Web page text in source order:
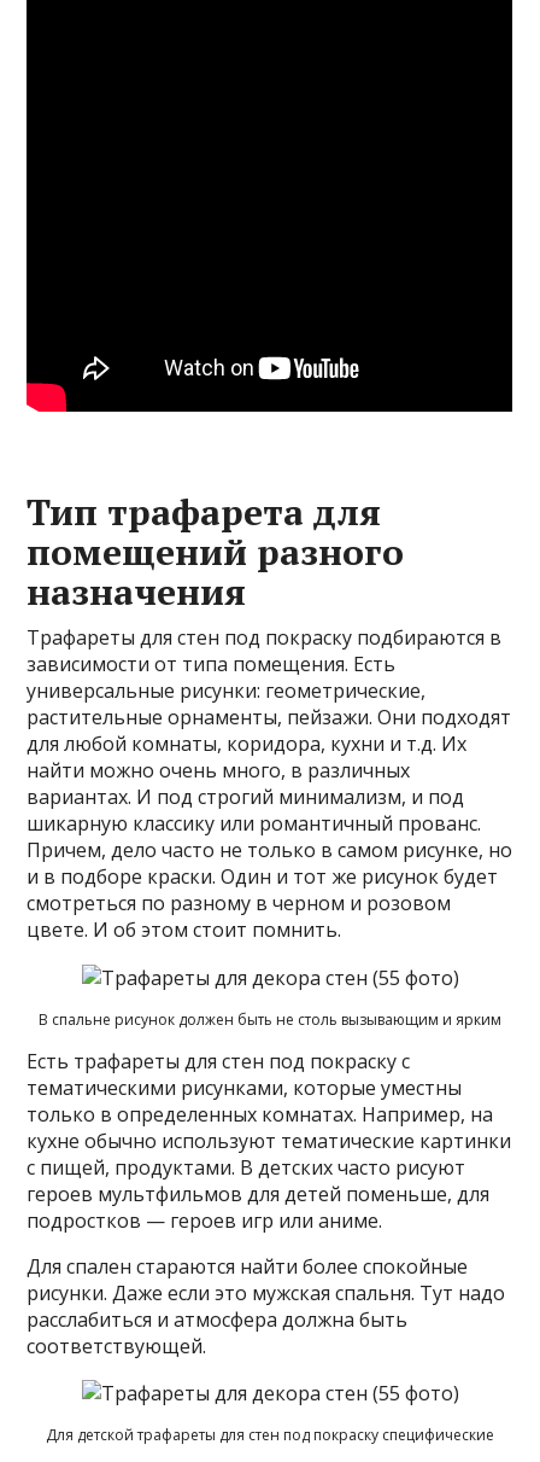
Тип трафарета для
помещений разного
назначения
Трафареты для стен под покраску подбираются в
зависимости от типа помещения. Есть
универсальные рисунки: геометрические,
растительные орнаменты, пейзажи. Они подходят
для любой комнаты, коридора, кухни и т.д. Их
найти можно очень много, в различных
вариантах. И под строгий минимализм, и под
шикарную классику или романтичный прованс.
Причем, дело часто не только в самом рисунке, но
и в подборе краски. Один и тот же рисунок будет
смотреться по разному в черном и розовом
цвете. И об этом стоит помнить.
В спальне рисунок должен быть не столь вызывающим и ярким
Есть трафареты для стен под покраску с
тематическими рисунками, которые уместны
только в определенных комнатах. Например, на
кухне обычно используют тематические картинки
с пищей, продуктами. В детских часто рисуют
героев мультфильмов для детей поменьше, для
подростков — героев игр или аниме.
Для спален стараются найти более спокойные
рисунки. Даже если это мужская спальня. Тут надо
расслабиться и атмосфера должна быть
соответствующей.
Для детской трафареты для стен под покраску специфические